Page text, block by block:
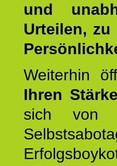
und
Urteilen,
Weiterhin
Ihren
sich von